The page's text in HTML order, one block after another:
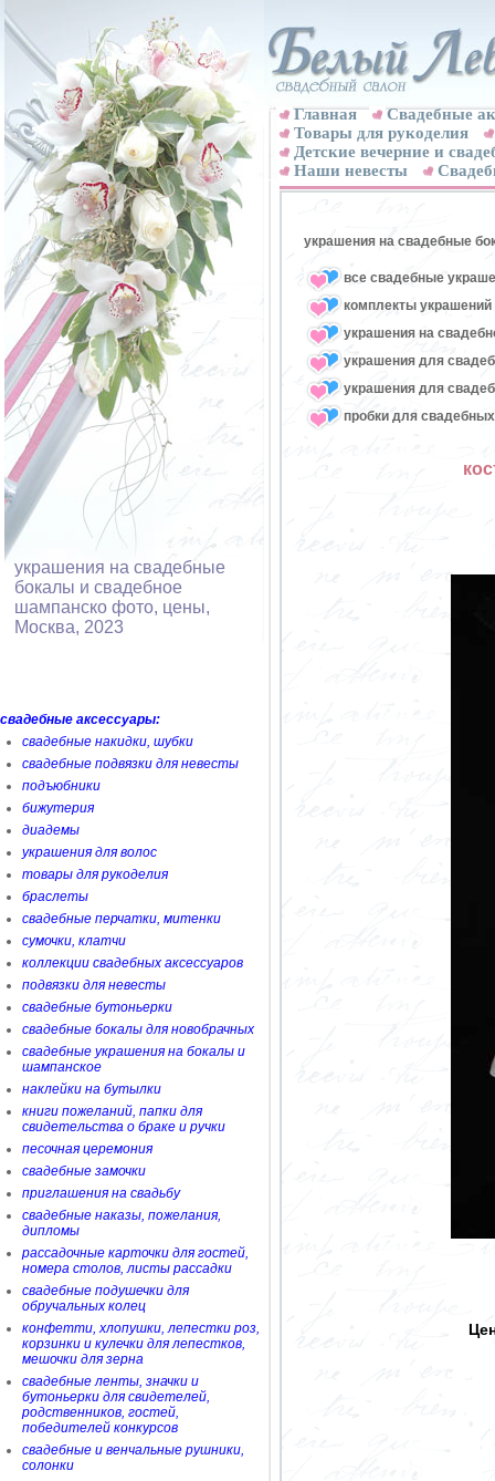
украшения на свадебные
бокалы и свадебное
шампанско фото, цены,
Москва, 2023
свадебные аксессуары:
свадебные накидки, шубки
свадебные подвязки для невесты
подъюбники
бижутерия
диадемы
украшения для волос
товары для рукоделия
браслеты
свадебные перчатки, митенки
сумочки, клатчи
коллекции свадебных аксессуаров
подвязки для невесты
свадебные бутоньерки
свадебные бокалы для новобрачных
свадебные украшения на бокалы и
шампанское
наклейки на бутылки
книги пожеланий, папки для
свидетельства о браке и ручки
песочная церемония
свадебные замочки
приглашения на свадьбу
свадебные наказы, пожелания,
дипломы
рассадочные карточки для гостей,
номера столов, листы рассадки
свадебные подушечки для
обручальных колец
конфетти, хлопушки, лепестки роз,
корзинки и кулечки для лепестков,
мешочки для зерна
свадебные ленты, значки и
бутоньерки для свидетелей,
родственников, гостей,
победителей конкурсов
свадебные и венчальные рушники,
солонки
Главная
Свадебные
Товары для рукоделия
Детские вечерние и
Наши невесты
украшения на свадебные
все свадебные
комплекты
украшения на
украшения для
украшения для
пробки для